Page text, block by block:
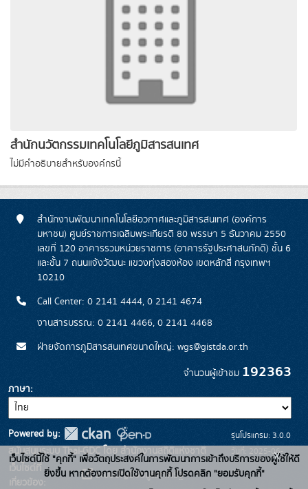
สำนักนวัตกรรมเทคโนโลยีภูมิสารสนเทศ
ไม่มีคำอธิบายสำหรับองค์กรนี้
สำนักงานพัฒนาเทคโนโลยีอวกาศและภูมิสารสนเทศ (องค์การ
มหาชน) ศูนย์ราชการเฉลิมพระเกียรติ 80 พรรษา 5 ธันวาคม 2550
เลขที่ 120 อาคารรวมหน่วยราชการ (อาคารรัฐประศาสนภักดี) ชั้น 6
และชั้น 7 ถนนแจ้งวัฒนะ แขวงทุ่งสองห้อง เขตหลักสี่ กรุงเทพฯ
10210
Call Center: 0 2141 4444, 0 2141 4674
งานสารบรรณ: 0 2141 4466, 0 2141 4468
ฝ่ายจัดการภูมิสารสนเทศขนาดใหญ่: wgs@gistda.or.th
จำนวนผู้เข้าชม 192363
ภาษา
Powered by:
สนับสนุนระบบ Thai-GDC โดย สำนักงานสถิติแห่งชาติ
เว็บไซต์ที่
เกี่ยวข้อง:
ระบบบัญชีข้อมูลภาครัฐ
รุ่นโปรแกรม: 3.0.0
วันที่: 2025-06-
26
เว็บไซต์นี้ใช้ "คุกกี้" เพื่อวัตถุประสงค์ในการพัฒนาการเข้าถึงบริการของผู้ใช้ให้ดี
ยิ่งขึ้น หากต้องการเปิดใช้งานคุกกี้ โปรดคลิก "ยอมรับคุกกี้"
x